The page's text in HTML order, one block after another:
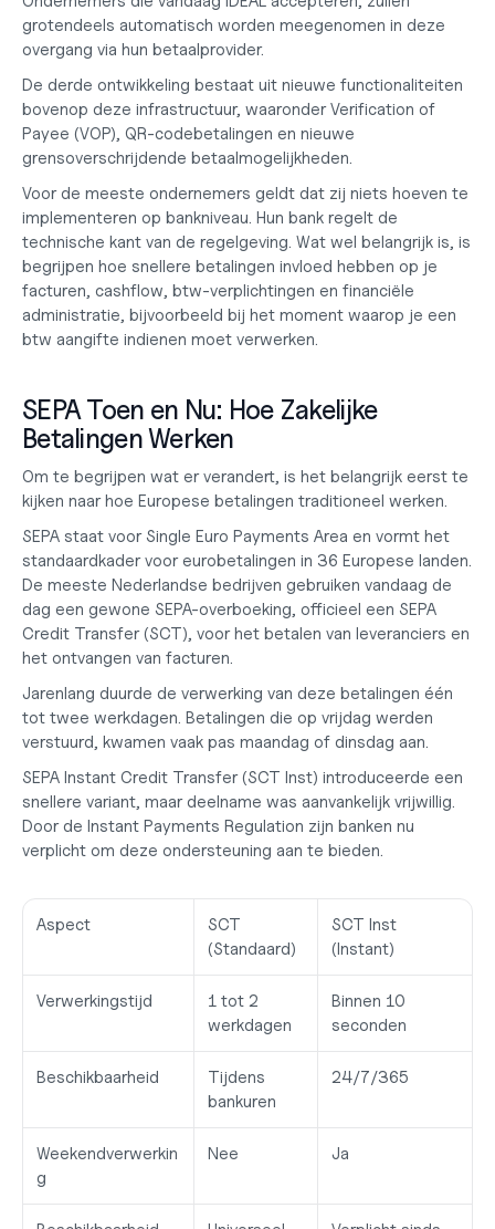
grotendeels automatisch worden meegenomen in deze
overgang via hun betaalprovider.
De derde ontwikkeling bestaat uit nieuwe functionaliteiten
bovenop deze infrastructuur, waaronder Verification of
Payee (VOP), QR-codebetalingen en nieuwe
grensoverschrijdende betaalmogelijkheden.
Voor de meeste ondernemers geldt dat zij niets hoeven te
implementeren op bankniveau. Hun bank regelt de
technische kant van de regelgeving. Wat wel belangrijk is, is
begrijpen hoe snellere betalingen invloed hebben op je
facturen, cashflow, btw-verplichtingen en financiële
administratie, bijvoorbeeld bij het moment waarop je een
btw aangifte indienen moet verwerken.
SEPA Toen en Nu: Hoe Zakelijke
Betalingen Werken
Om te begrijpen wat er verandert, is het belangrijk eerst te
kijken naar hoe Europese betalingen traditioneel werken.
SEPA staat voor Single Euro Payments Area en vormt het
standaardkader voor eurobetalingen in 36 Europese landen.
De meeste Nederlandse bedrijven gebruiken vandaag de
dag een gewone SEPA-overboeking, officieel een SEPA
Credit Transfer (SCT), voor het betalen van leveranciers en
het ontvangen van facturen.
Jarenlang duurde de verwerking van deze betalingen één
tot twee werkdagen. Betalingen die op vrijdag werden
verstuurd, kwamen vaak pas maandag of dinsdag aan.
SEPA Instant Credit Transfer (SCT Inst) introduceerde een
snellere variant, maar deelname was aanvankelijk vrijwillig.
Door de Instant Payments Regulation zijn banken nu
verplicht om deze ondersteuning aan te bieden.
Aspect
SCT
(Standaard)
SCT Inst
(Instant)
Verwerkingstijd
1 tot 2
werkdagen
Binnen 10
seconden
Beschikbaarheid
Tijdens
bankuren
24/7/365
Weekendverwerkin
g
Nee Ja